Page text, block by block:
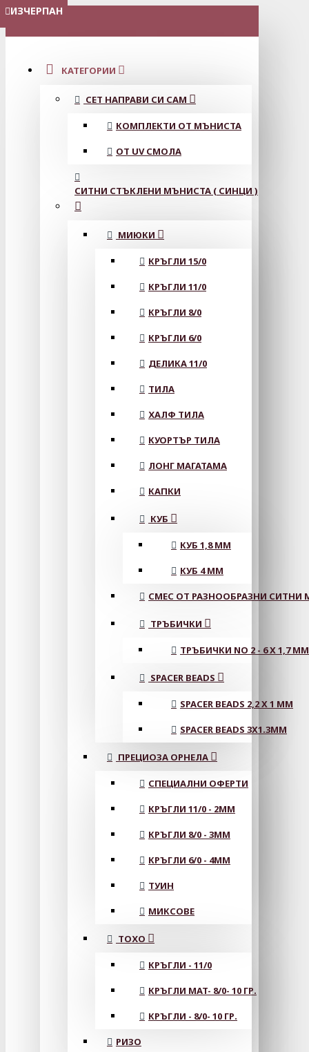
МЕНЮ
КАТЕГОРИИ
СЕТ НАПРАВИ СИ САМ
КОМПЛЕКТИ ОТ МЪНИСТА
ОТ UV СМОЛА
СИТНИ СТЪКЛЕНИ МЪНИСТА ( СИНЦИ )
МИЮКИ
КРЪГЛИ 15/0
КРЪГЛИ 11/0
КРЪГЛИ 8/0
КРЪГЛИ 6/0
ДЕЛИКА 11/0
ТИЛА
ХАЛФ ТИЛА
КУОРТЪР ТИЛА
ЛОНГ МАГАТАМА
КАПКИ
КУБ
КУБ 1,8 ММ
КУБ 4 ММ
СМЕС ОТ РАЗНООБРАЗНИ СИТНИ
ТРЪБИЧКИ
ТРЪБИЧКИ NO 2 - 6 X 1,7 MM
SPACER BEADS
SPACER BEADS 2,2 X 1 MM
SPACER BEADS 3X1.3MM
ПРЕЦИОЗА ОРНЕЛА
СПЕЦИАЛНИ ОФЕРТИ
КРЪГЛИ 11/0 - 2MM
КРЪГЛИ 8/0 - 3MM
КРЪГЛИ 6/0 - 4MM
ТУИН
МИКСОВЕ
ТОХО
КРЪГЛИ - 11/0
КРЪГЛИ MAT- 8/0- 10 ГР.
КРЪГЛИ - 8/0- 10 ГР.
РИЗО
ИЗЧЕРПАН
ИЗЧЕРПАН
ИЗЧЕРПАН